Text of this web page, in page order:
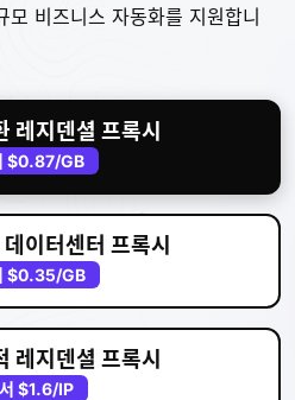
비즈니스 자동화를 지원합니
레지덴셜 프록시
$0.87/GB
이터센터 프록시
$0.35/GB
레지덴셜 프록시
$1.6/IP